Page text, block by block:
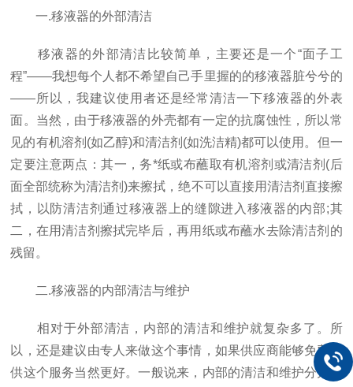
一.移液器的外部清洁
移液器的外部清洁比较简单，主要还是一个“面子工
程”——我想每个人都不希望自己手里握的的移液器脏兮兮的
——所以，我建议使用者还是经常清洁一下移液器的外表
面。当然，由于移液器的外壳都有一定的抗腐蚀性，所以常
见的有机溶剂(如乙醇)和清洁剂(如洗洁精)都可以使用。但一
定要注意两点：其一，务*纸或布蘸取有机溶剂或清洁剂(后
面全部统称为清洁剂)来擦拭，绝不可以直接用清洁剂直接擦
拭，以防清洁剂通过移液器上的缝隙进入移液器的内部;其
二，在用清洁剂擦拭完毕后，再用纸或布蘸水去除清洁剂的
残留。
二.移液器的内部清洁与维护
相对于外部清洁，内部的清洁和维护就复杂多了。所
以，还是建议由专人来做这个事情，如果供应商能够免费提
供这个服务当然更好。一般说来，内部的清洁和维护分为两